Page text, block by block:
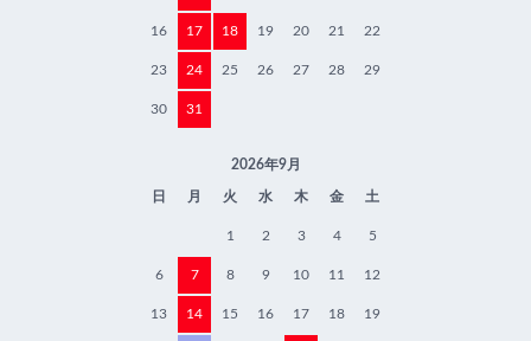
16 17 18 19 20 21 22
23 24 25 26 27 28 29
30 31
2026年9月
日 月 火 水 木 金 土
1 2 3 4 5
6 7 8 9 10 11 12
13 14 15 16 17 18 19